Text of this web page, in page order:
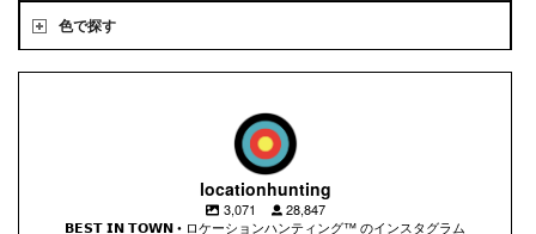
色で探す
locationhunting
3,071
28,847
𝗕𝗘𝗦𝗧 𝗜𝗡 𝗧𝗢𝗪𝗡 • ロケーションハンティング™️ のインスタグラム